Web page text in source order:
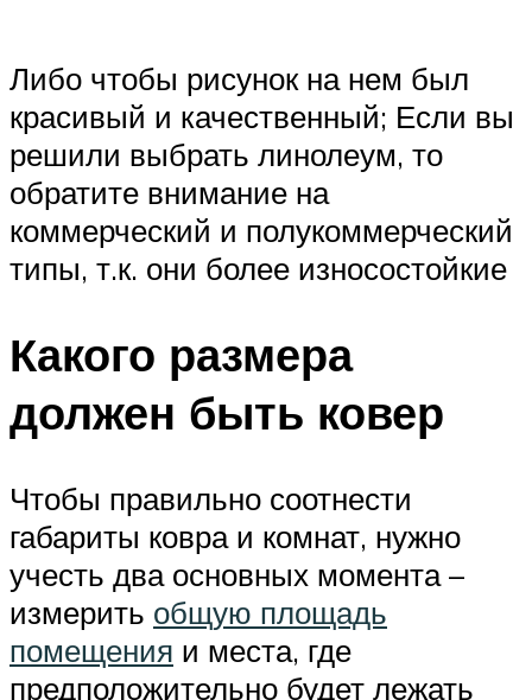
Либо чтобы рисунок на нем был
красивый и качественный; Если вы
решили выбрать линолеум, то
обратите внимание на
коммерческий и полукоммерческий
типы, т.к. они более износостойкие
Какого размера
должен быть ковер
Чтобы правильно соотнести
габариты ковра и комнат, нужно
учесть два основных момента –
измерить общую площадь
помещения и места, где
предположительно будет лежать